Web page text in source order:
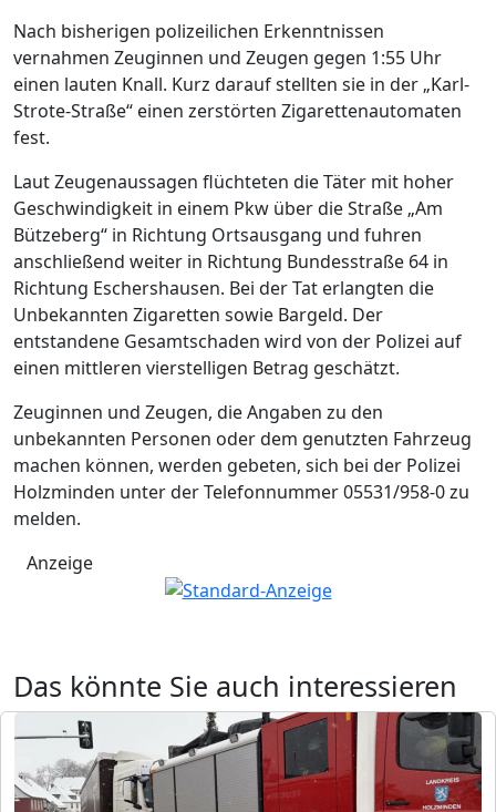
Nach bisherigen polizeilichen Erkenntnissen
vernahmen Zeuginnen und Zeugen gegen 1:55 Uhr
einen lauten Knall. Kurz darauf stellten sie in der „Karl-
Strote-Straße“ einen zerstörten Zigarettenautomaten
fest.
Laut Zeugenaussagen flüchteten die Täter mit hoher
Geschwindigkeit in einem Pkw über die Straße „Am
Bützeberg“ in Richtung Ortsausgang und fuhren
anschließend weiter in Richtung Bundesstraße 64 in
Richtung Eschershausen. Bei der Tat erlangten die
Unbekannten Zigaretten sowie Bargeld. Der
entstandene Gesamtschaden wird von der Polizei auf
einen mittleren vierstelligen Betrag geschätzt.
Zeuginnen und Zeugen, die Angaben zu den
unbekannten Personen oder dem genutzten Fahrzeug
machen können, werden gebeten, sich bei der Polizei
Holzminden unter der Telefonnummer 05531/958-0 zu
melden.
Anzeige
Das könnte Sie auch interessieren